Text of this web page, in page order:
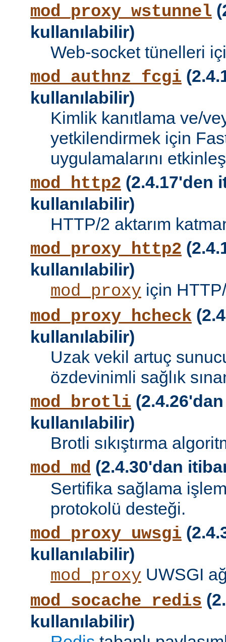
mod_proxy_wstunnel
kullanılabilir)
Web-socket tünelleri
mod_authnz_fcgi
kullanılabilir)
Kimlik kanıtlama ve/
yetkilendirmek için
uygulamalarını
mod_http2 (2.4.17'den
kullanılabilir)
HTTP/2 aktarım
mod_proxy_http2
kullanılabilir)
mod_proxy için
mod_proxy_hcheck
kullanılabilir)
Uzak vekil artuç
özdevinimli sağlık
mod_brotli
kullanılabilir)
Brotli sıkıştırma
mod_md (2.4.30'dan
Sertifika sağlama
protokolü desteği.
mod_proxy_uwsgi
kullanılabilir)
mod_proxy UWSGI
mod_socache_redis
kullanılabilir)